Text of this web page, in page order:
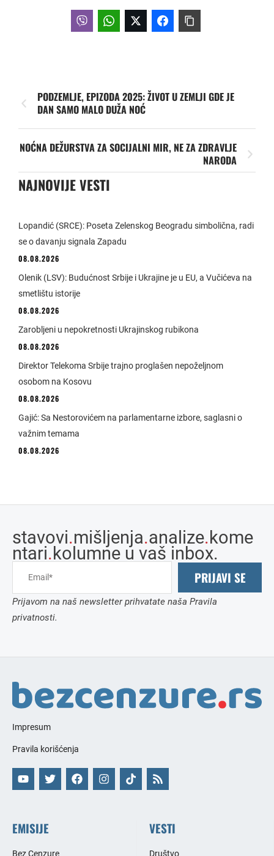
PODZEMLJE, EPIZODA 2025: ŽIVOT U ZEMLJI GDE JE
DAN SAMO MALO DUŽA NOĆ
NOĆNA DEŽURSTVA ZA SOCIJALNI MIR, NE ZA ZDRAVLJE
NARODA
NAJNOVIJE VESTI
Lopandić (SRCE): Poseta Zelenskog Beogradu simbolična, radi
se o davanju signala Zapadu
08.08.2026
Olenik (LSV): Budućnost Srbije i Ukrajine je u EU, a Vučićeva na
smetlištu istorije
08.08.2026
Zarobljeni u nepokretnosti Ukrajinskog rubikona
08.08.2026
Direktor Telekoma Srbije trajno proglašen nepoželjnom
osobom na Kosovu
08.08.2026
Gajić: Sa Nestorovićem na parlamentarne izbore, saglasni o
važnim temama
08.08.2026
stavovi.mišljenja.analize.kome
ntari.kolumne u vaš inbox.
PRIJAVI SE
Prijavom na naš newsletter prihvatate naša Pravila
privatnosti.
Impresum
Pravila korišćenja
EMISIJE
Bez Cenzure
VESTI
Društvo